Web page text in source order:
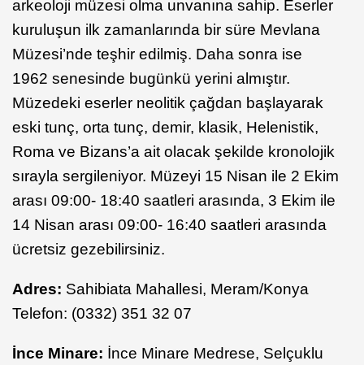
arkeoloji müzesi olma unvanına sahip. Eserler
kuruluşun ilk zamanlarında bir süre Mevlana
Müzesi’nde teşhir edilmiş. Daha sonra ise
1962 senesinde bugünkü yerini almıştır.
Müzedeki eserler neolitik çağdan başlayarak
eski tunç, orta tunç, demir, klasik, Helenistik,
Roma ve Bizans’a ait olacak şekilde kronolojik
sırayla sergileniyor. Müzeyi 15 Nisan ile 2 Ekim
arası 09:00- 18:40 saatleri arasında, 3 Ekim ile
14 Nisan arası 09:00- 16:40 saatleri arasında
ücretsiz gezebilirsiniz.
Adres: Sahibiata Mahallesi, Meram/Konya
Telefon: (0332) 351 32 07
İnce Minare: İnce Minare Medrese, Selçuklu